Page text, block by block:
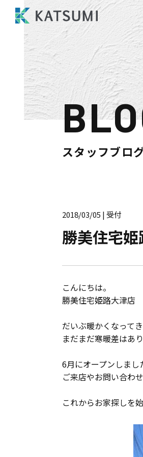
モデルハウス来場
物件検索
会員登録
おすすめ分譲地
手間ひまかけた家づ
KATSUMIの標準
断熱・気密性能と
スタッフブロ
2018/03/05 | 受付
勝美住宅
こんにちは。
勝美住宅姫路大津店
だいぶ暖かくなって
まだまだ寒暖差はあ
6月にオープンしまし
ご来店やお問い合わ
これからお家探しを